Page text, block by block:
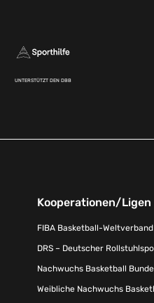
UNTERSTÜTZT DEN DBB
Kooperationen/Ligen
FIBA Basketball-Weltverband
DRS – Deutscher
Nachwuchs Basketball
Weibliche Nachwuchs